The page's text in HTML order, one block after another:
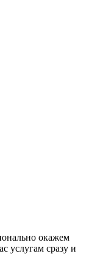
окажем
услугам сразу и